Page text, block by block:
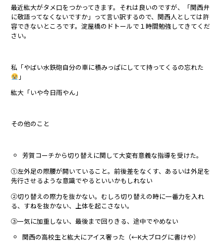
最近紘大がタメ口をつかってきます。それは良いのですが、「関西弁
に敬語ってなくないですか」って言い訳するので、関西人としては許
容できないところです。淀屋橋のドトールで１時間勉強してきてくだ
さい。
私「やばい水鉄砲自分の車に積みっぱにしてて持ってくるの忘れた
」
紘大「いや今日雨やん」
その他のこと
芳賀コーチから切り替えに関して大変有意義な指導を受けた。
①左外足の際腰が開いていること。前後差をなくす、あるいは外足を
先行させるような意識でやるといいかもしれない
②切り替えの際力を抜かない。むしろ切り替えの時に一番力を入れ
る、すねを抜かない、上体を起こさない。
③一気に加重しない、最後まで回りきる、途中でやめない
関西の高校生と紘大にアイス奢った（←K大ブログに書けや）